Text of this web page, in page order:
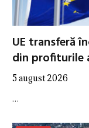
UE transferă
din profiturile
5 august 2026
…